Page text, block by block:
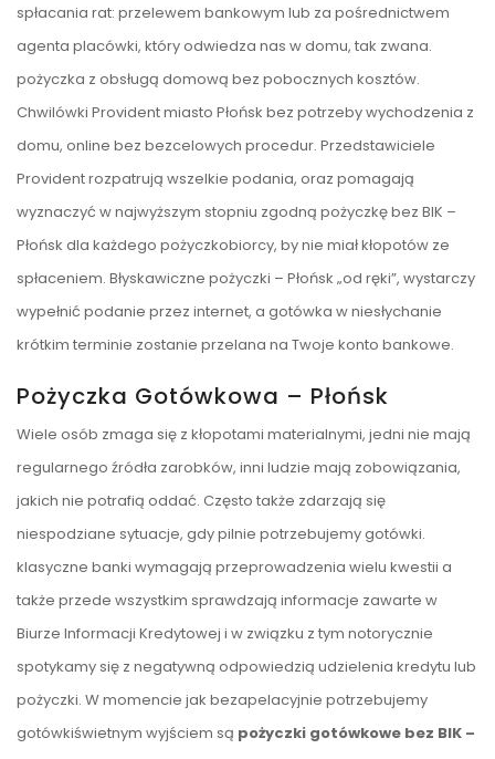
spłacania rat: przelewem bankowym lub za pośrednictwem
agenta placówki, który odwiedza nas w domu, tak zwana.
pożyczka z obsługą domową bez pobocznych kosztów.
Chwilówki Provident miasto Płońsk bez potrzeby wychodzenia z
domu, online bez bezcelowych procedur. Przedstawiciele
Provident rozpatrują wszelkie podania, oraz pomagają
wyznaczyć w najwyższym stopniu zgodną pożyczkę bez BIK –
Płońsk dla każdego pożyczkobiorcy, by nie miał kłopotów ze
spłaceniem. Błyskawiczne pożyczki – Płońsk „od ręki”, wystarczy
wypełnić podanie przez internet, a gotówka w niesłychanie
krótkim terminie zostanie przelana na Twoje konto bankowe.
Pożyczka Gotówkowa – Płońsk
Wiele osób zmaga się z kłopotami materialnymi, jedni nie mają
regularnego źródła zarobków, inni ludzie mają zobowiązania,
jakich nie potrafią oddać. Często także zdarzają się
niespodziane sytuacje, gdy pilnie potrzebujemy gotówki.
klasyczne banki wymagają przeprowadzenia wielu kwestii a
także przede wszystkim sprawdzają informacje zawarte w
Biurze Informacji Kredytowej i w związku z tym notorycznie
spotykamy się z negatywną odpowiedzią udzielenia kredytu lub
pożyczki. W momencie jak bezapelacyjnie potrzebujemy
gotówkiświetnym wyjściem są pożyczki gotówkowe bez BIK –